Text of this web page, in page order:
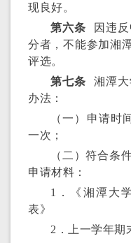
现良好。
第六条 因违
分者，不能参加湘
评选。
第七条 湘潭
办法：
（一）申请时
一次；
（二）符合条
申请材料：
1．《湘潭大
表》
2．上一学年期